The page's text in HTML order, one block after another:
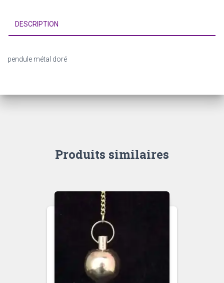
DESCRIPTION
pendule métal doré
Produits similaires